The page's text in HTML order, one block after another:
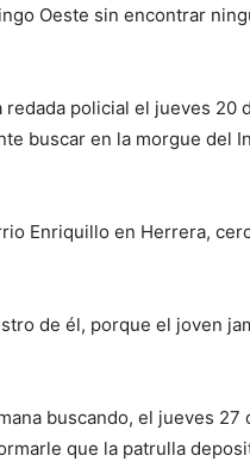
Oeste sin encontrar
policial el jueves 20
buscar en la morgue del
Enriquillo en Herrera,
de él, porque el joven
buscando, el jueves 27
que la patrulla